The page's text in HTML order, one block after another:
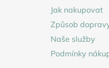
Jak nakupovat
Způsob
Naše služby
Podmínky